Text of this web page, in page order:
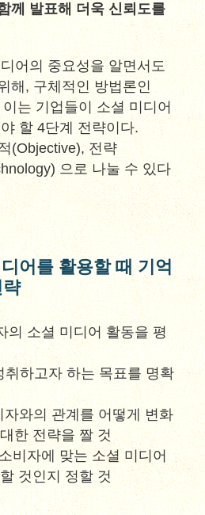
께 발표해 더욱 신뢰도를
어의 중요성을 알면서도
해, 구체적인 방법론인
이는 기업들이 소셜 미디어
할 4단계 전략이다.
(Objective), 전략
으로 나눌 수 있다
어를 활용할 때 기억
의 소셜 미디어 활동을 평
하고자 하는 목표를 명확
자와의 관계를 어떻게 변화
한 전략을 짤 것
소비자에 맞는 소셜 미디어
것인지 정할 것